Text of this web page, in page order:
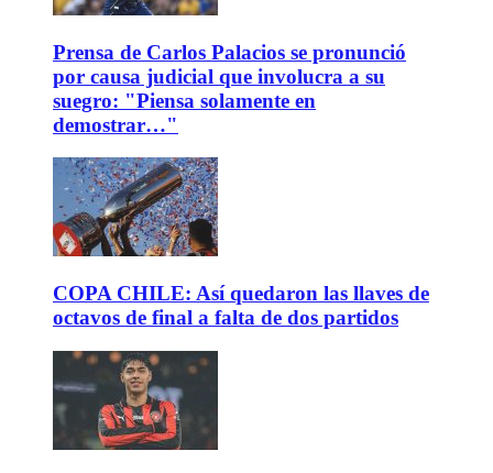
Prensa de Carlos Palacios se pronunció
por causa judicial que involucra a su
suegro: "Piensa solamente en
demostrar…"
COPA CHILE: Así quedaron las llaves de
octavos de final a falta de dos partidos